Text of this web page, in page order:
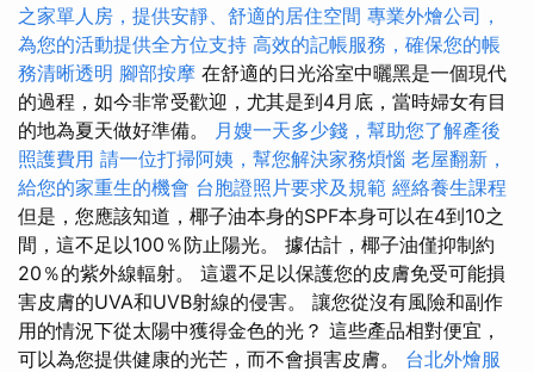
之家單人房，提供安靜、舒適的居住空間 專業外燴公司，
為您的活動提供全方位支持 高效的記帳服務，確保您的帳
務清晰透明 腳部按摩 在舒適的日光浴室中曬黑是一個現代
的過程，如今非常受歡迎，尤其是到4月底，當時婦女有目
的地為夏天做好準備。
月嫂一天多少錢，幫助您了解產後
照護費用 請一位打掃阿姨，幫您解決家務煩惱 老屋翻新，
給您的家重生的機會 台胞證照片要求及規範 經絡養生課程
但是，您應該知道，椰子油本身的SPF本身可以在4到10之
間，這不足以100％防止陽光。 據估計，椰子油僅抑制約
20％的紫外線輻射。 這還不足以保護您的皮膚免受可能損
害皮膚的UVA和UVB射線的侵害。 讓您從沒有風險和副作
用的情況下從太陽中獲得金色的光？ 這些產品相對便宜，
可以為您提供健康的光芒，而不會損害皮膚。 台北外燴服